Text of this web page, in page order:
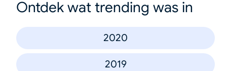
Ontdek wat trending was in
2020
2019